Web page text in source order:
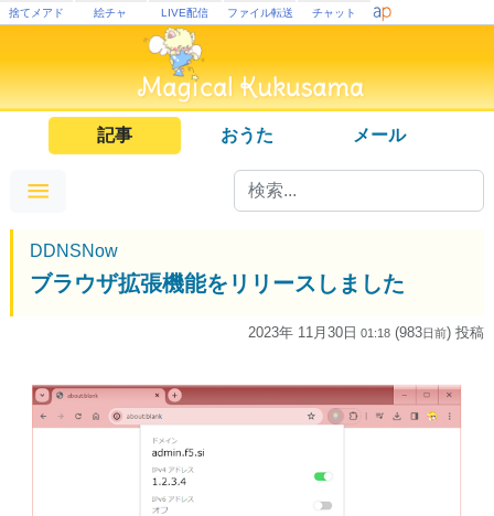
捨てメアド 絵チャ LIVE配信 ファイル転送 チャット
記事 おうた メール
DDNSNow
ブラウザ拡張機能をリリースしました
2023年 11月30日 01:18 (983日前) 投稿